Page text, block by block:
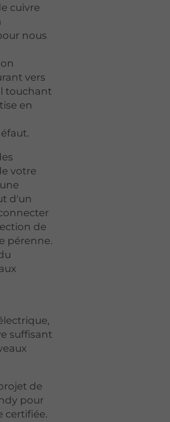
cuivre
nous
vers
touchant
en
votre
d'un
de
pérenne.
suffisant
de
pour
certifiée.